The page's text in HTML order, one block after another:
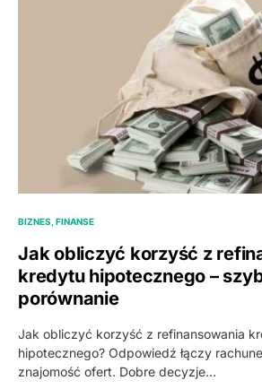
BIZNES, FINANSE
Jak obliczyć korzyść z
kredytu hipotecznego –
porównanie
Jak obliczyć korzyść z refinansowania
hipotecznego? Odpowiedź łączy
znajomość ofert. Dobre decyzje…